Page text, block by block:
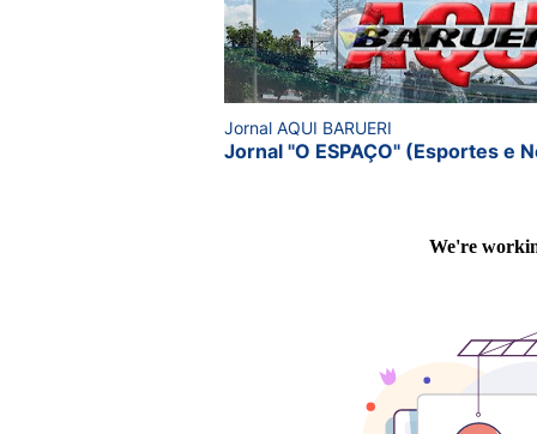
Jornal AQUI BARUERI
Jornal "O ESPAÇO" (Esportes e